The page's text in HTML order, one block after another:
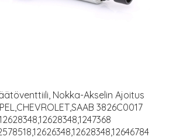
Nokka-Akselin Ajoitus
3826C0017